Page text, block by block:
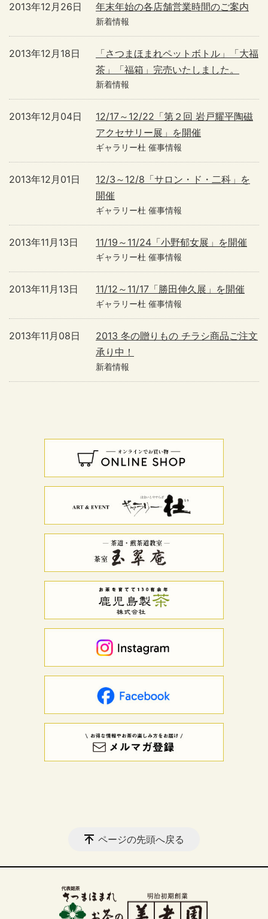
年末年始の各店舗営業時間のご案内
2013年12月26日
新着情報
「さつまほまれペットボトル」「大福
茶」「福箱」完売いたしました。
2013年12月18日
新着情報
12/17～12/22「第２回 岩戸耀平陶磁
アクセサリー展」を開催
2013年12月04日
ギャラリー杜 催事情報
12/3～12/8「サロン・ド・二科」を
開催
2013年12月01日
ギャラリー杜 催事情報
11/19～11/24「小野郁女展」を開催
2013年11月13日
ギャラリー杜 催事情報
11/12～11/17「勝田伸久展」を開催
2013年11月13日
ギャラリー杜 催事情報
2013 冬の贈りもの チラシ商品ご注文
承り中！
2013年11月08日
新着情報
ページの先頭へ戻る